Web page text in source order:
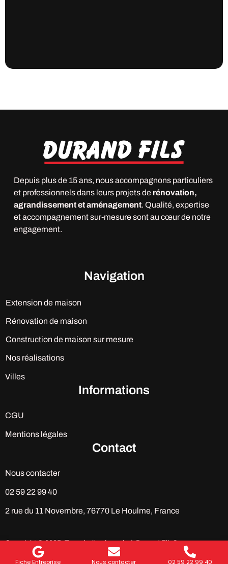
Fiche Entreprise Nous contacter 02 59 22 99 40
Depuis plus de 15 ans, nous accompagnons particuliers
et professionnels dans leurs projets de rénovation,
agrandissement et aménagement. Qualité, expertise
et accompagnement sur-mesure sont au cœur de notre
engagement.
Navigation
Extension de maison
Rénovation de maison
Construction de maison sur mesure
Nos réalisations
Villes
Informations
CGU
Mentions légales
Contact
Nous contacter
02 59 22 99 40
2 rue du 11 Novembre, 76770 Le Houlme, France
Copyright © 2025. Tous droits réservés à Durand Fils®